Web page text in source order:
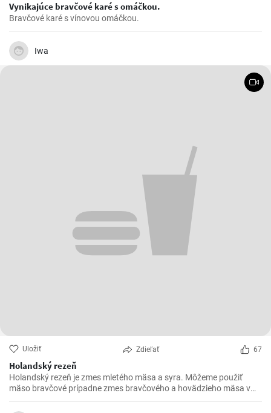
Vynikajúce bravčové karé s omáčkou.
Bravčové karé s vínovou omáčkou.
Iwa
Uložiť Zdieľať 67
Holandský rezeň
Holandský rezeň je zmes mletého mäsa a syra. Môžeme použiť
mäso bravčové prípadne zmes bravčového a hovädzieho mäsa v
pomere 2 : 1.